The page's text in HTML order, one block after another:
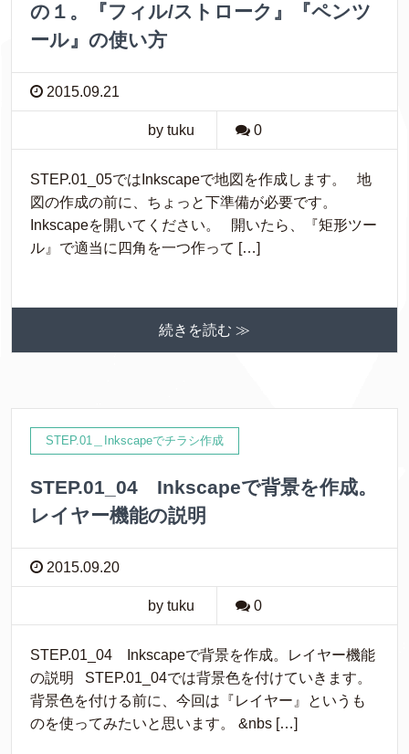
の１。『フィル/ストローク』『ペンツ
ール』の使い方
2015.09.21
by tuku 0
STEP.01_05ではInkscapeで地図を作成します。 地
図の作成の前に、ちょっと下準備が必要です。
Inkscapeを開いてください。 開いたら、『矩形ツー
ル』で適当に四角を一つ作って […]
続きを読む ≫
STEP.01＿Inkscapeでチラシ作成
STEP.01_04 Inkscapeで背景を作成。
レイヤー機能の説明
2015.09.20
by tuku 0
STEP.01_04 Inkscapeで背景を作成。レイヤー機能
の説明 STEP.01_04では背景色を付けていきます。
背景色を付ける前に、今回は『レイヤー』というも
のを使ってみたいと思います。 &nbs […]